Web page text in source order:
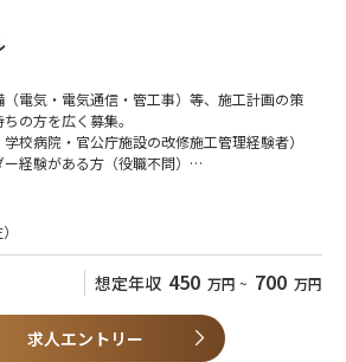
新しい働き方提案やオフィス空間構築、運用ま
フィス全体のリニューアルや新築移転など、内
設備、移転サービスなどをワンストップで対応
・設計と共に案件を担当。現場管理業務だけで
ンストラクションマネージメント業務まで幅広く
理職として幅広く自身の成長にも繋がります。
移転やリニューアルに伴う新オフィス工事全般
程度の案件を担当。
程度のものまで様々。
（電気・電気通信・管工事）等、施工計画の策
の方を広く募集。
学校病院・官公庁施設の改修施工管理経験者）
経験がある方（役職不問）
士
士
管理技士等 資格取得者
想定年収 450 万円 ~ 700 万円
求人エントリー